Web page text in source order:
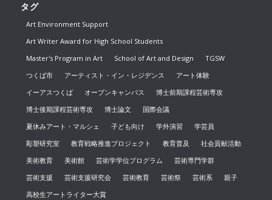
タグ
Art Environment Support
Art Writer Award for High School Students
Master's Program in Art
School of Art and Design
TGSW
つくば市
アーティスト・イン・レジデンス
アート体験
イーアスつくば
オープンキャンパス
博士前期課程芸術専攻
博士後期課程芸術専攻
博士論文
国際会議
夏休みアート・マルシェ
子ども向け 学外演習
学芸員
彫塑研究室
教育戦略推進プロジェクト 教育普及
社会貢献活動
美術教育
美術館 芸術学学位プログラム
芸術専門学群
芸術支援
芸術支援研究会 芸術教育 芸術祭 芸術系
親子
高校生アートライター大賞